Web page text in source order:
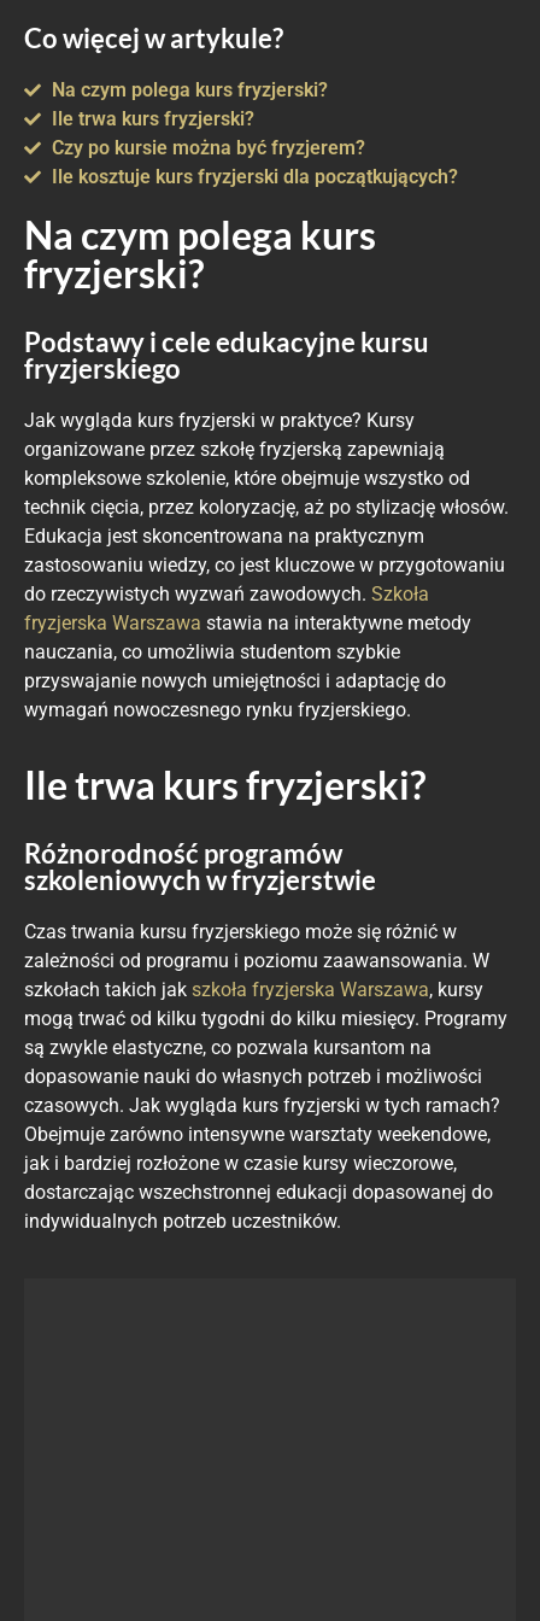
Co więcej w artykule?
Na czym polega kurs fryzjerski?
Ile trwa kurs fryzjerski?
Czy po kursie można być fryzjerem?
Ile kosztuje kurs fryzjerski dla początkujących?
Na czym polega kurs
fryzjerski?
Podstawy i cele edukacyjne kursu
fryzjerskiego
Jak wygląda kurs fryzjerski w praktyce? Kursy
organizowane przez szkołę fryzjerską zapewniają
kompleksowe szkolenie, które obejmuje wszystko od
technik cięcia, przez koloryzację, aż po stylizację włosów.
Edukacja jest skoncentrowana na praktycznym
zastosowaniu wiedzy, co jest kluczowe w przygotowaniu
do rzeczywistych wyzwań zawodowych. Szkoła
fryzjerska Warszawa stawia na interaktywne metody
nauczania, co umożliwia studentom szybkie
przyswajanie nowych umiejętności i adaptację do
wymagań nowoczesnego rynku fryzjerskiego.
Ile trwa kurs fryzjerski?
Różnorodność programów
szkoleniowych w fryzjerstwie
Czas trwania kursu fryzjerskiego może się różnić w
zależności od programu i poziomu zaawansowania. W
szkołach takich jak szkoła fryzjerska Warszawa, kursy
mogą trwać od kilku tygodni do kilku miesięcy. Programy
są zwykle elastyczne, co pozwala kursantom na
dopasowanie nauki do własnych potrzeb i możliwości
czasowych. Jak wygląda kurs fryzjerski w tych ramach?
Obejmuje zarówno intensywne warsztaty weekendowe,
jak i bardziej rozłożone w czasie kursy wieczorowe,
dostarczając wszechstronnej edukacji dopasowanej do
indywidualnych potrzeb uczestników.